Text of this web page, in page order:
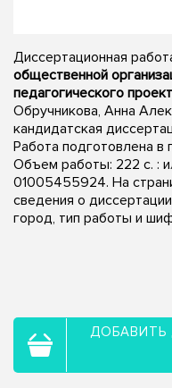
Диссертационная
общественной
педагогического
Обручникова, Анна
кандидатская
Работа подготовлена в
Объем работы: 222 с. :
01005455924. На
сведения о
город, тип работы и
ДОБАВИТЬ